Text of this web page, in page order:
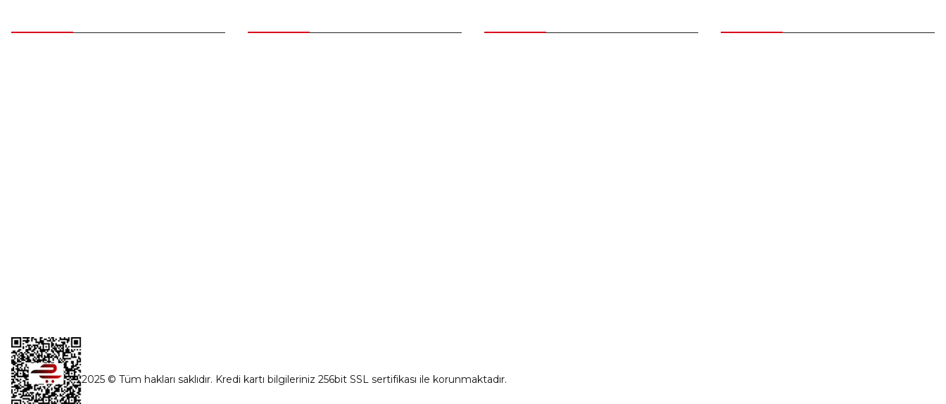
2025 © Tüm hakları saklıdır. Kredi kartı bilgileriniz 256bit SSL sertifikası ile korunmaktadır.